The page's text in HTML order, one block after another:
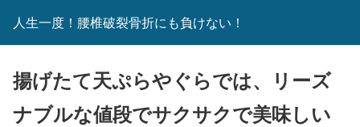
人生一度！腰椎破裂骨折にも負けない！
揚げたて天ぷらやぐらでは、リーズ
ナブルな値段でサクサクで美味しい